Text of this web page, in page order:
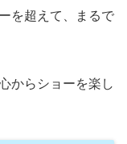
を超えて、まるで
からショーを楽し